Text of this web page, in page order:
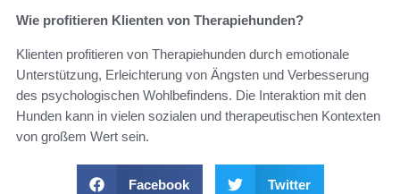
Wie profitieren Klienten von Therapiehunden?
Klienten profitieren von Therapiehunden durch emotionale
Unterstützung, Erleichterung von Ängsten und Verbesserung
des psychologischen Wohlbefindens. Die Interaktion mit den
Hunden kann in vielen sozialen und therapeutischen Kontexten
von großem Wert sein.
Facebook Twitter